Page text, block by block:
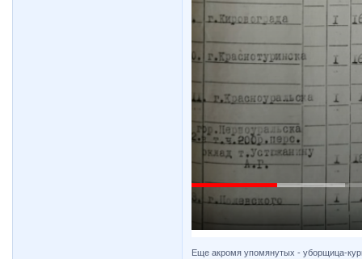
Еще акромя упомянутых - уборщица-